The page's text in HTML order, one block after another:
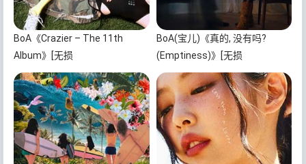
BoA《Crazier – The 11th
Album》[无损
FLAC/MP3/751MB]百度云网盘
下载
BoA(宝儿)《真的, 没有吗?
(Emptiness)》[无损
FLAC/MP3/66MB]百度云网盘下
载